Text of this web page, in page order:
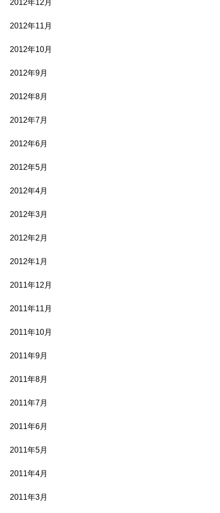
2012年12月
2012年11月
2012年10月
2012年9月
2012年8月
2012年7月
2012年6月
2012年5月
2012年4月
2012年3月
2012年2月
2012年1月
2011年12月
2011年11月
2011年10月
2011年9月
2011年8月
2011年7月
2011年6月
2011年5月
2011年4月
2011年3月